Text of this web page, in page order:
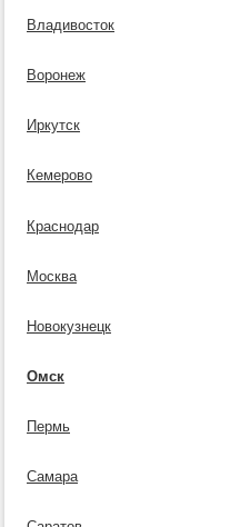
Владивосток
Воронеж
Иркутск
Кемерово
Краснодар
Москва
Новокузнецк
Омск
Пермь
Самара